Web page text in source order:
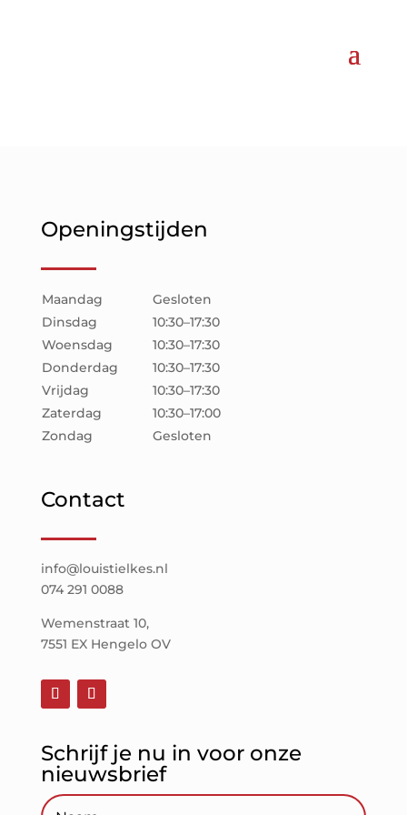
Openingstijden
Maandag
Gesloten
Dinsdag
10:30–17:30
Woensdag
10:30–17:30
Donderdag
10:30–17:30
Vrijdag
10:30–17:30
Zaterdag
10:30–17:00
Zondag
Gesloten
Contact
info@louistielkes.nl
074 291 0088
Wemenstraat 10,
7551 EX Hengelo OV
Schrijf je nu in voor onze
nieuwsbrief